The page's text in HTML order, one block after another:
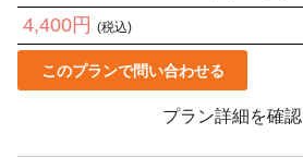
4,400円 (税込)
このプランで問い合わせる
プラン詳細を確認